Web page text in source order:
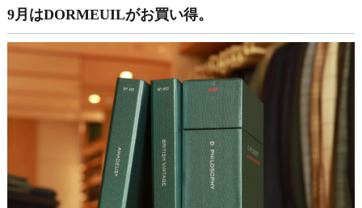
9月はDORMEUILがお買い得。